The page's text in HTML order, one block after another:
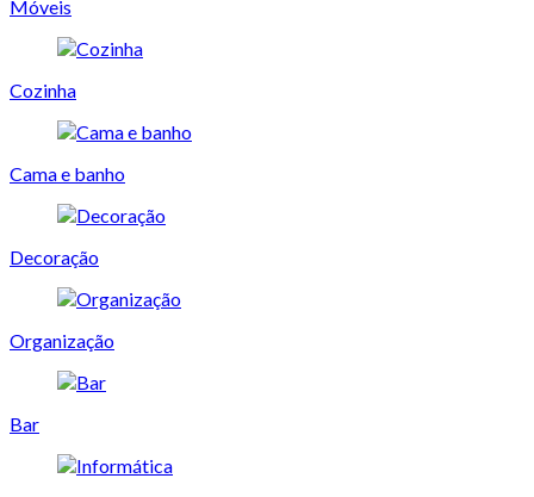
Móveis
Cozinha
Cama e banho
Decoração
Organização
Bar